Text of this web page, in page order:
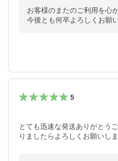
お客様のまたのご利用を心
今後とも何卒よろしくお願
5
とても迅速な発送ありがとう
りましたらよろしくお願いしま